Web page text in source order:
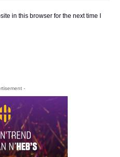
in this browser for the next time I
-